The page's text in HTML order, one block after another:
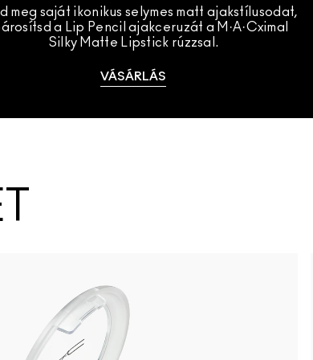
meg saját ikonikus selymes matt ajakstílusodat,
a Lip Pencil ajakceruzát a M·A·Cximal
Silky Matte Lipstick rúzzsal.
VÁSÁRLÁS